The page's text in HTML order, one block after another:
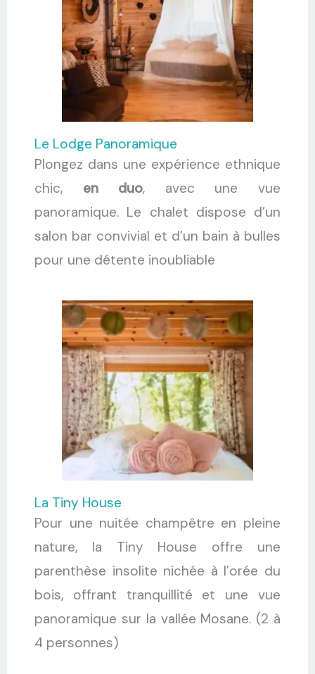
Le Lodge Panoramique
Plongez dans une expérience ethnique
chic, en duo, avec une vue
panoramique. Le chalet dispose d’un
salon bar convivial et d’un bain à bulles
pour une détente inoubliable
La Tiny House
Pour une nuitée champêtre en pleine
nature, la Tiny House offre une
parenthèse insolite nichée à l’orée du
bois, offrant tranquillité et une vue
panoramique sur la vallée Mosane. (2 à
4 personnes)